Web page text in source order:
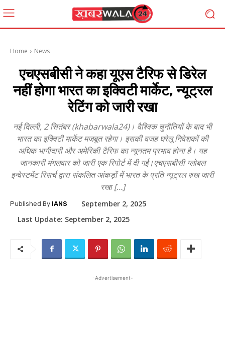
Home News
एचएसबीसी ने कहा यूएस टैरिफ से डिरेल
नहीं होगा भारत का इक्विटी मार्केट, न्यूट्रल
रेटिंग को जारी रखा
नई दिल्ली, 2 सितंबर (khabarwala24)। वैश्विक चुनौतियों के बाद भी
भारत का इक्विटी मार्केट मजबूत रहेगा। इसकी वजह घरेलू निवेशकों की
अधिक भागीदारी और अमेरिकी टैरिफ का न्यूनतम प्रभाव होना है। यह
जानकारी मंगलवार को जारी एक रिपोर्ट में दी गई।एचएसबीसी ग्लोबल
इन्वेस्टमेंट रिसर्च द्वारा संकलित आंकड़ों में भारत के प्रति न्यूट्रल रुख जारी
रखा […]
Published By IANS
September 2, 2025
Last Update: September 2, 2025
-Advertisement-